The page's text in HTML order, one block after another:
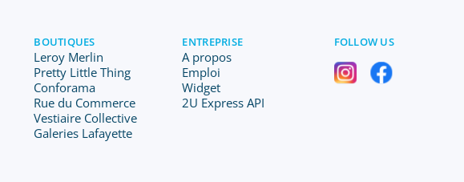
BOUTIQUES
Leroy Merlin
Pretty Little Thing
Conforama
Rue du Commerce
Vestiaire Collective
Galeries Lafayette
ENTREPRISE
A propos
Emploi
Widget
2U Express API
FOLLOW US